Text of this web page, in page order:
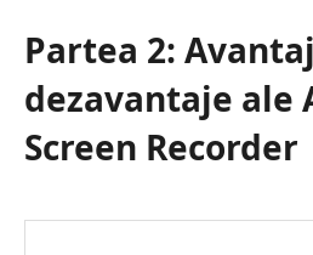
Partea 2:
dezavantaje ale
Screen Recorder